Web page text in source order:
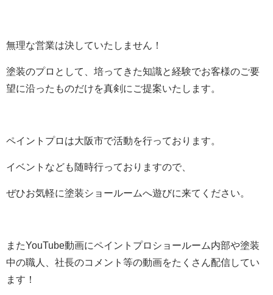
無理な営業は決していたしません！
塗装のプロとして、培ってきた知識と経験でお客様のご要
望に沿ったものだけを真剣にご提案いたします。
ペイントプロは大阪市で活動を行っております。
イベントなども随時行っておりますので、
ぜひお気軽に塗装ショールームへ遊びに来てください。
またYouTube動画にペイントプロショールーム内部や塗装
中の職人、社長のコメント等の動画をたくさん配信してい
ます！